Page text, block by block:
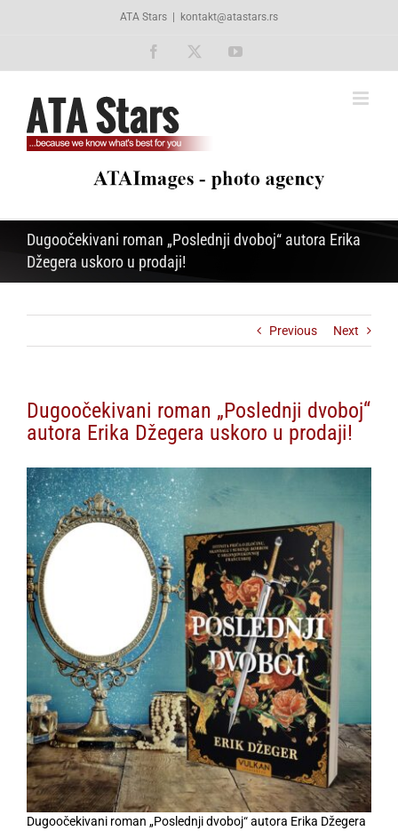
ATA Stars kontakt@atastars.rs
Facebook YouTube
Dugoočekivani roman „Poslednji dvoboj“ autora Erika
Džegera uskoro u prodaji!
Previous Next
Dugoočekivani roman „Poslednji dvoboj“
autora Erika Džegera uskoro u prodaji!
Dugoočekivani roman „Poslednji dvoboj“ autora Erika Džegera